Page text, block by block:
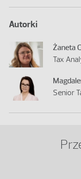
Autorki
Żaneta
Tax
Senior